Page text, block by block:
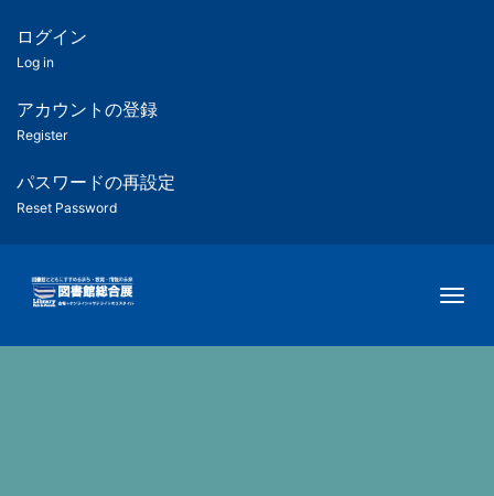
ツ
匿
名
ユ
ー
ー
用
メ
ログイン
Log in
アカウントの登録
Register
パスワードの再設定
Reset Password